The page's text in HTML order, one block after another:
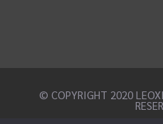
© COPYRIGHT 2020